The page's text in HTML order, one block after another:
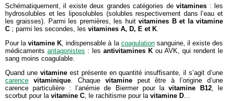
Schématiquement, il existe deux grandes catégories devitamines : les
hydrosolubles et les liposolubles (solubles respectivement dans l’eau et
les graisses). Parmi les premières, les huitvitamines B et la vitamine
C ; parmi les secondes, les vitamines A, D, E et K.
Pour lavitamine K, indispensable à la coagulationsanguine, il existe des
médicaments antagonistes : les antivitamines K ou AVK, qui rendent le
sang moins coagulable.
Quand une vitamineest présente en quantité insuffisante, il s’agit d’une
carence
vitaminique. Chaque vitaminepeut être à l’origine d’une
carence particulière : l’anémie de Biermer pour lavitamine B12, le
scorbut pour la vitamine C, le rachitisme pour la vitamine D…